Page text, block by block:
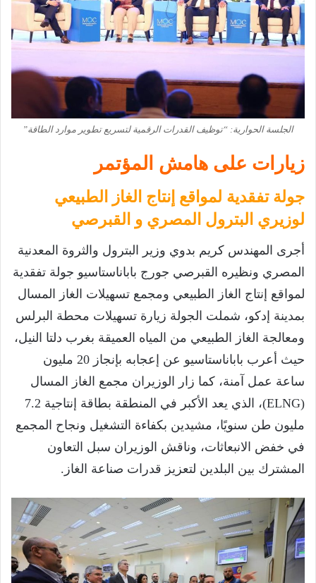
الجلسة الحوارية: “توظيف القدرات الرقمية لتسريع تطوير موارد الطاقة”
زيارات على هامش المؤتمر
جولة تفقدية لمواقع إنتاج الغاز الطبيعي
لوزيري البترول المصري و القبرصي
أجرى المهندس كريم بدوي وزير البترول والثروة المعدنية
المصري ونظيره القبرصي جورج باباناستاسيو جولة تفقدية
لمواقع إنتاج الغاز الطبيعي ومجمع تسهيلات الغاز المسال
بمدينة إدكو، شملت الجولة زيارة تسهيلات محطة البرلس
ومعالجة الغاز الطبيعي من المياه العميقة بغرب دلتا النيل،
حيث أعرب باباناستاسيو عن إعجابه بإنجاز 20 مليون
ساعة عمل آمنة، كما زار الوزيران مجمع الغاز المسال
(ELNG)، الذي يعد الأكبر في المنطقة بطاقة إنتاجية 7.2
مليون طن سنويًا، مشيدين بكفاءة التشغيل ونجاح المجمع
في خفض الانبعاثات، وناقش الوزيران سبل التعاون
المشترك بين البلدين لتعزيز قدرات صناعة الغاز.